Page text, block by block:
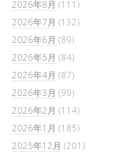
2026年8月 (111)
2026年7月 (132)
2026年6月 (89)
2026年5月 (84)
2026年4月 (87)
2026年3月 (99)
2026年2月 (114)
2026年1月 (185)
2025年12月 (201)